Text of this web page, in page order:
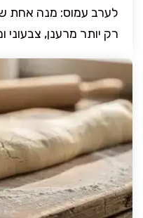
לערב עמוס: מנה אחת
רק יותר מרענן, צבעוני